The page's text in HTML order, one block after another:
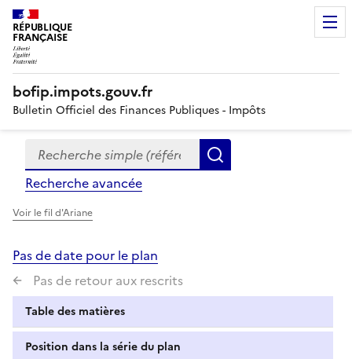
RÉPUBLIQUE
FRANÇAISE
bofip.impots.gouv.fr
Bulletin Officiel des Finances Publiques - Impôts
Formulaire
de
recherche
Recherche simple (références, mots clés, partie du
Recherche avancée
Voir le fil d'Ariane
Pas de date pour le plan
Pas de retour aux rescrits
Table des matières
Position dans la série du plan